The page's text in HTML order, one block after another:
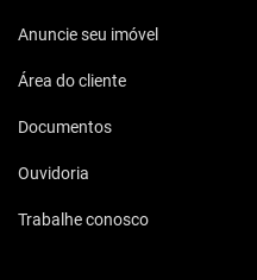
Anuncie seu imóvel
Área do cliente
Documentos
Ouvidoria
Trabalhe conosco